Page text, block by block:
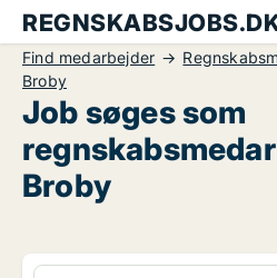
Find medarbejder
Broby
Job søges som
Broby